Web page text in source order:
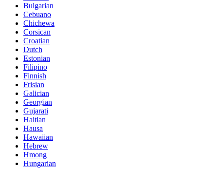
Bulgarian
Cebuano
Chichewa
Corsican
Croatian
Dutch
Estonian
Filipino
Finnish
Frisian
Galician
Georgian
Gujarati
Haitian
Hausa
Hawaiian
Hebrew
Hmong
Hungarian